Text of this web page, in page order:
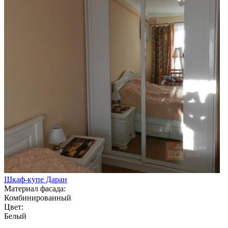
Шкаф-купе Даран
Материал фасада:
Комбинированный
Цвет:
Белый